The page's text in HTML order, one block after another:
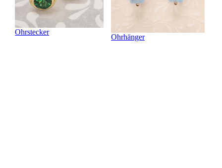
Ohrstecker
Ohrhänger